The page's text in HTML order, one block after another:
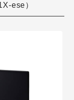
ese）